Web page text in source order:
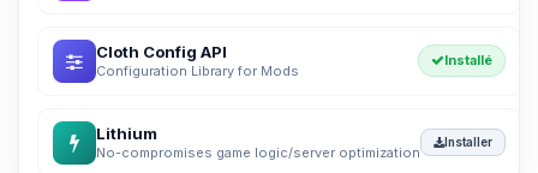
Cloth Config API
Configuration Library for Mods
Installé
Lithium
No-compromises game logic/server optimization
Installer